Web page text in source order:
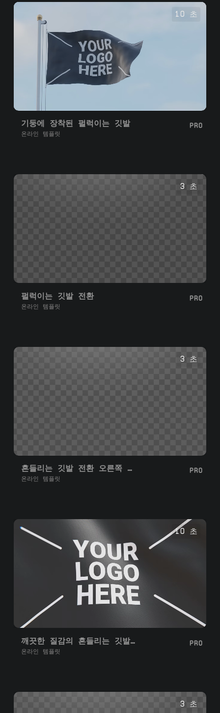
10 초
기둥에 장착된 펄럭이는 깃발
온라인 템플릿
PRO
3 초
펄럭이는 깃발 전환
온라인 템플릿
PRO
3 초
흔들리는 깃발 전환 오른쪽 왼쪽
온라인 템플릿
PRO
10 초
깨끗한 질감의 흔들리는 깃발 루프
온라인 템플릿
PRO
3 초